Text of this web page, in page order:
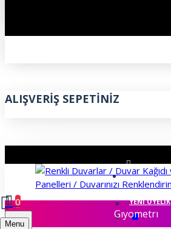
ALIŞVERIŞ SEPETINIZ
ÜYE GIRIŞI
YENI ÜYELIK
Menu
0
Gıyometrı